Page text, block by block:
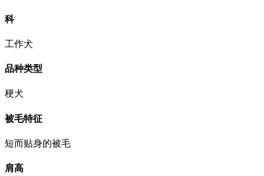
科
工作犬
品种类型
梗犬
被毛特征
短而贴身的被毛
肩高